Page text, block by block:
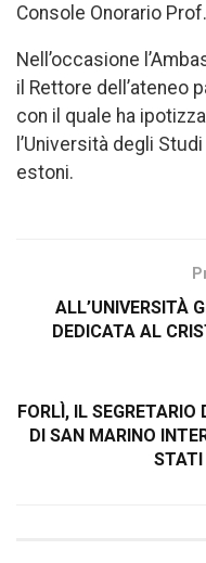
Console Onorario
Nell’occasione
il Rettore dell’ateneo
con il quale ha
l’Università degli
estoni.
ALL’UNIVERSITÀ
DEDICATA AL
FORLÌ, IL SEGRETARIO
DI SAN MARINO
STATI